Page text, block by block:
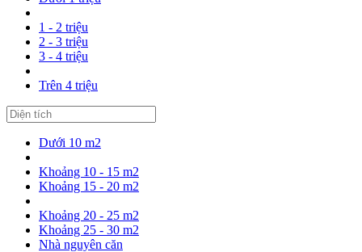
1 - 2 triệu
2 - 3 triệu
3 - 4 triệu
Trên 4 triệu
Dưới 10 m2
Khoảng 10 - 15 m2
Khoảng 15 - 20 m2
Khoảng 20 - 25 m2
Khoảng 25 - 30 m2
Nhà nguyên căn